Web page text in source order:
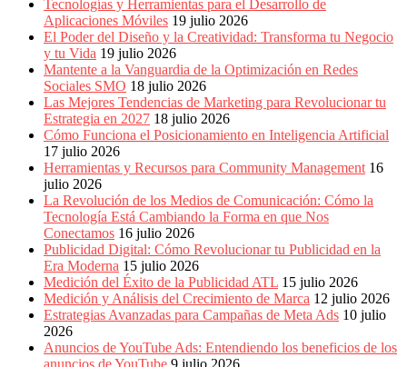
Mercadotecnia,
Eventos
Publicitarios,
Colecciónes,
Marcas,
Insigns,
Radio,
Creatividad,
RRPP,
Comerciales,
Periodismo,
Revistas,
Magazines
Tecnologías y Herramientas para el Desarrollo de
Aplicaciones Móviles 19 julio 2026
El Poder del Diseño y la Creatividad: Transforma tu Negocio
y tu Vida 19 julio 2026
Mantente a la Vanguardia de la Optimización en Redes
Sociales SMO 18 julio 2026
Las Mejores Tendencias de Marketing para Revolucionar tu
Estrategia en 2027 18 julio 2026
Cómo Funciona el Posicionamiento en Inteligencia Artificial
17 julio 2026
Herramientas y Recursos para Community Management 16
julio 2026
La Revolución de los Medios de Comunicación: Cómo la
Tecnología Está Cambiando la Forma en que Nos
Conectamos 16 julio 2026
Publicidad Digital: Cómo Revolucionar tu Publicidad en la
Era Moderna 15 julio 2026
Medición del Éxito de la Publicidad ATL 15 julio 2026
Medición y Análisis del Crecimiento de Marca 12 julio 2026
Estrategias Avanzadas para Campañas de Meta Ads 10 julio
2026
Anuncios de YouTube Ads: Entendiendo los beneficios de los
anuncios de YouTube 9 julio 2026